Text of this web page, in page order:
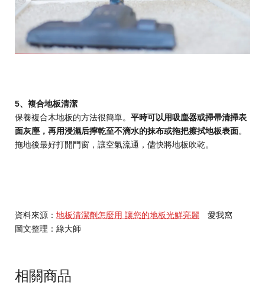
5、複合地板清潔
保養複合木地板的方法很簡單。 平時可以用吸塵器或掃帚清掃表
面灰塵，再用浸濕后擰乾至不滴水的抹布或拖把擦拭地板表面。
拖地後最好打開門窗，讓空氣流通，儘快將地板吹乾。
資料來源： 地板清潔劑怎麼用 讓您的地板光鮮亮麗 愛我窩
圖文整理：綠大師
相關商品